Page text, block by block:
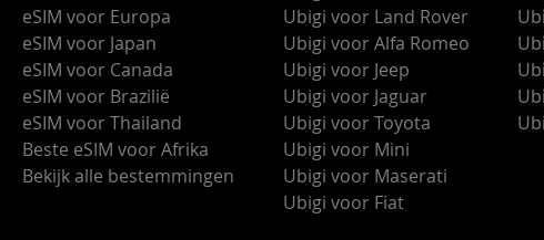
eSIM voor Europa
eSIM voor Japan
eSIM voor Canada
eSIM voor Brazilië
eSIM voor Thailand
Beste eSIM voor Afrika
Bekijk alle bestemmingen
Ubigi voor Land Rover
Ubigi voor Alfa Romeo
Ubigi voor Jeep
Ubigi voor Jaguar
Ubigi voor Toyota
Ubigi voor Mini
Ubigi voor Maserati
Ubigi voor Fiat